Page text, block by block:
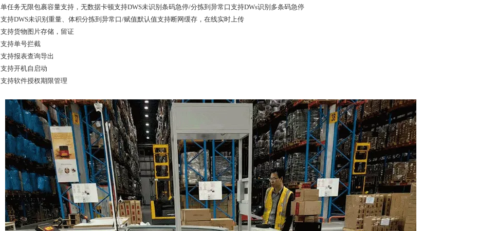
单任务无限包裹容量支持，无数据卡顿支持DWS未识别条码急停/分拣到异常口支持DWs识别多条码急停
支持DWS未识别重量、体积分拣到异常口/赋值默认值支持断网缓存，在线实时上传
支持货物图片存储，留证
支持单号拦截
支持报表查询导出
支持开机自启动
支持软件授杈期限管理